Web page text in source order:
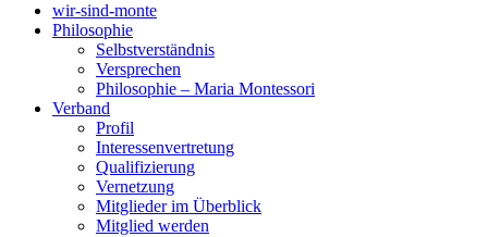
wir-sind-monte
Philosophie
Selbstverständnis
Versprechen
Philosophie – Maria Montessori
Verband
Profil
Interessenvertretung
Qualifizierung
Vernetzung
Mitglieder im Überblick
Mitglied werden